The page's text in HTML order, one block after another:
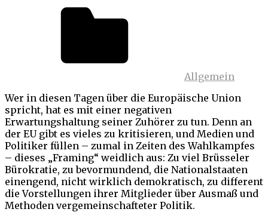
Allgemein
Wer in diesen Tagen über die Europäische Union
spricht, hat es mit einer negativen
Erwartungshaltung seiner Zuhörer zu tun. Denn an
der EU gibt es vieles zu kritisieren, und Medien und
Politiker füllen – zumal in Zeiten des Wahlkampfes
– dieses „Framing“ weidlich aus: Zu viel Brüsseler
Bürokratie, zu bevormundend, die Nationalstaaten
einengend, nicht wirklich demokratisch, zu different
die Vorstellungen ihrer Mitglieder über Ausmaß und
Methoden vergemeinschafteter Politik.